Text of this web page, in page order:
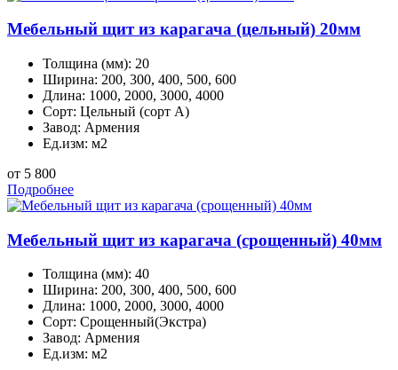
Мебельный щит из карагача (цельный) 20мм
Толщина (мм): 20
Ширина: 200, 300, 400, 500, 600
Длина: 1000, 2000, 3000, 4000
Сорт: Цельный (сорт А)
Завод: Армения
Ед.изм: м2
от 5 800
Подробнее
Мебельный щит из карагача (срощенный) 40мм
Толщина (мм): 40
Ширина: 200, 300, 400, 500, 600
Длина: 1000, 2000, 3000, 4000
Сорт: Срощенный(Экстра)
Завод: Армения
Ед.изм: м2